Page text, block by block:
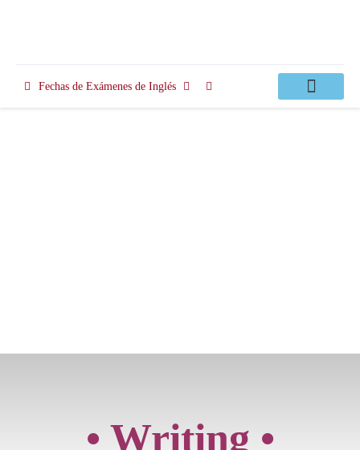
Fechas de Exámenes de Inglés
• Writing •